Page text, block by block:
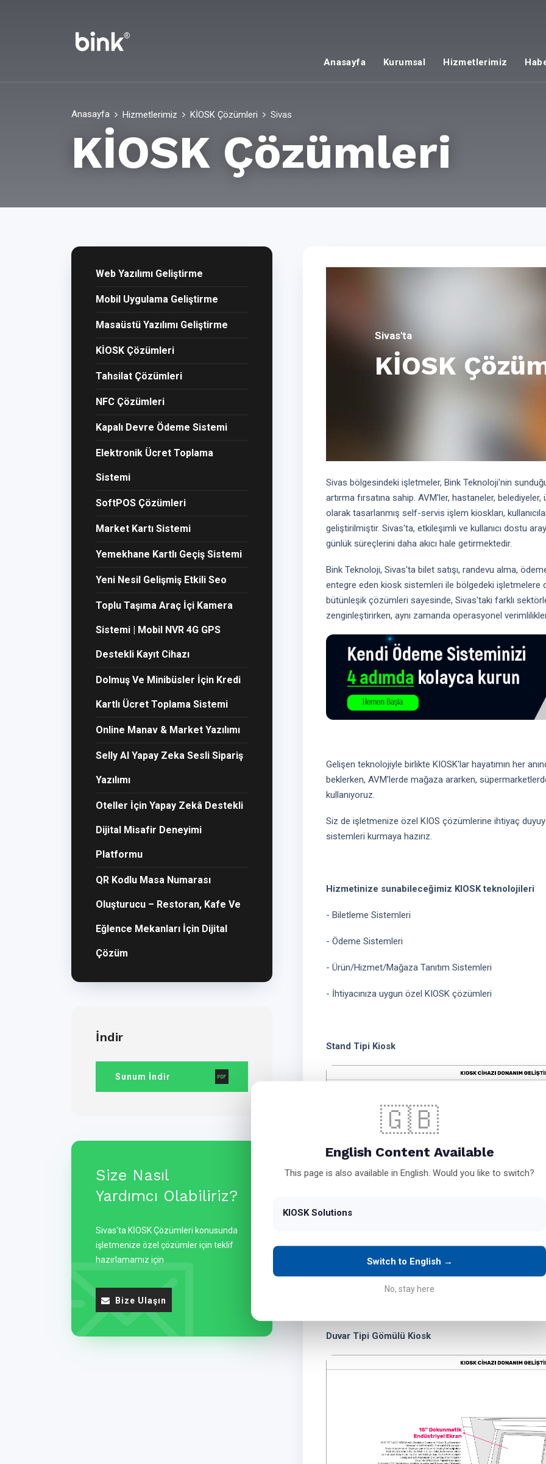
Anasayfa Kurumsal Hizmetlerimiz
Anasayfa Hizmetlerimiz KİOSK Çözümleri Sivas
KİOSK Çözümleri
Web Yazılımı Geliştirme
Mobil Uygulama Geliştirme
Masaüstü Yazılımı Geliştirme
KİOSK Çözümleri
Tahsilat Çözümleri
NFC Çözümleri
Kapalı Devre Ödeme Sistemi
Elektronik Ücret Toplama
Sistemi
SoftPOS Çözümleri
Market Kartı Sistemi
Yemekhane Kartlı Geçiş Sistemi
Yeni Nesil Gelişmiş Etkili Seo
Toplu Taşıma Araç İçi Kamera
Sistemi | Mobil NVR 4G GPS
Destekli Kayıt Cihazı
Dolmuş Ve Minibüsler İçin Kredi
Kartlı Ücret Toplama Sistemi
Online Manav & Market Yazılımı
Selly AI Yapay Zeka Sesli Sipariş
Yazılımı
Oteller İçin Yapay Zekâ Destekli
Dijital Misafir Deneyimi
Platformu
QR Kodlu Masa Numarası
Oluşturucu – Restoran, Kafe Ve
Eğlence Mekanları İçin Dijital
Çözüm
İndir
Sunum İndir
Size Nasıl
Yardımcı Olabiliriz?
Sivas'ta KİOSK Çözümleri konusunda
işletmenize özel çözümler için teklif
hazırlamamız için
Bize Ulaşın
Sivas'ta
KİOSK
Sivas bölgesindeki işletmeler, Bink Teknoloji'nin
artırma fırsatına sahip. AVM'ler, hastaneler,
olarak tasarlanmış self-servis işlem kioskları,
geliştirilmiştir. Sivas'ta, etkileşimli ve kullanıcı dostu
günlük süreçlerini daha akıcı hale getirmektedir.
Bink Teknoloji, Sivas'ta bilet satışı, randevu alma,
entegre eden kiosk sistemleri ile bölgedeki işletmelere
bütünleşik çözümleri sayesinde, Sivas'taki farklı
zenginleştirirken, aynı zamanda operasyonel
Gelişen teknolojiyle birlikte KIOSK'lar hayatımın her
beklerken, AVM'lerde mağaza ararken,
kullanıyoruz.
Siz de işletmenize özel KIOS çözümlerine ihtiyaç
sistemleri kurmaya hazırız.
Hizmetinize sunabileceğimiz KIOSK teknolojileri
- Biletleme Sistemleri
- Ödeme Sistemleri
- Ürün/Hizmet/Mağaza Tanıtım Sistemleri
- İhtiyacınıza uygun özel KIOSK çözümleri
Stand Tipi Kiosk
Duvar Tipi Gömülü Kiosk
🇬🇧
English Content Available
This page is also available in English. Would you like to switch?
KIOSK Solutions
Switch to English →
No, stay here